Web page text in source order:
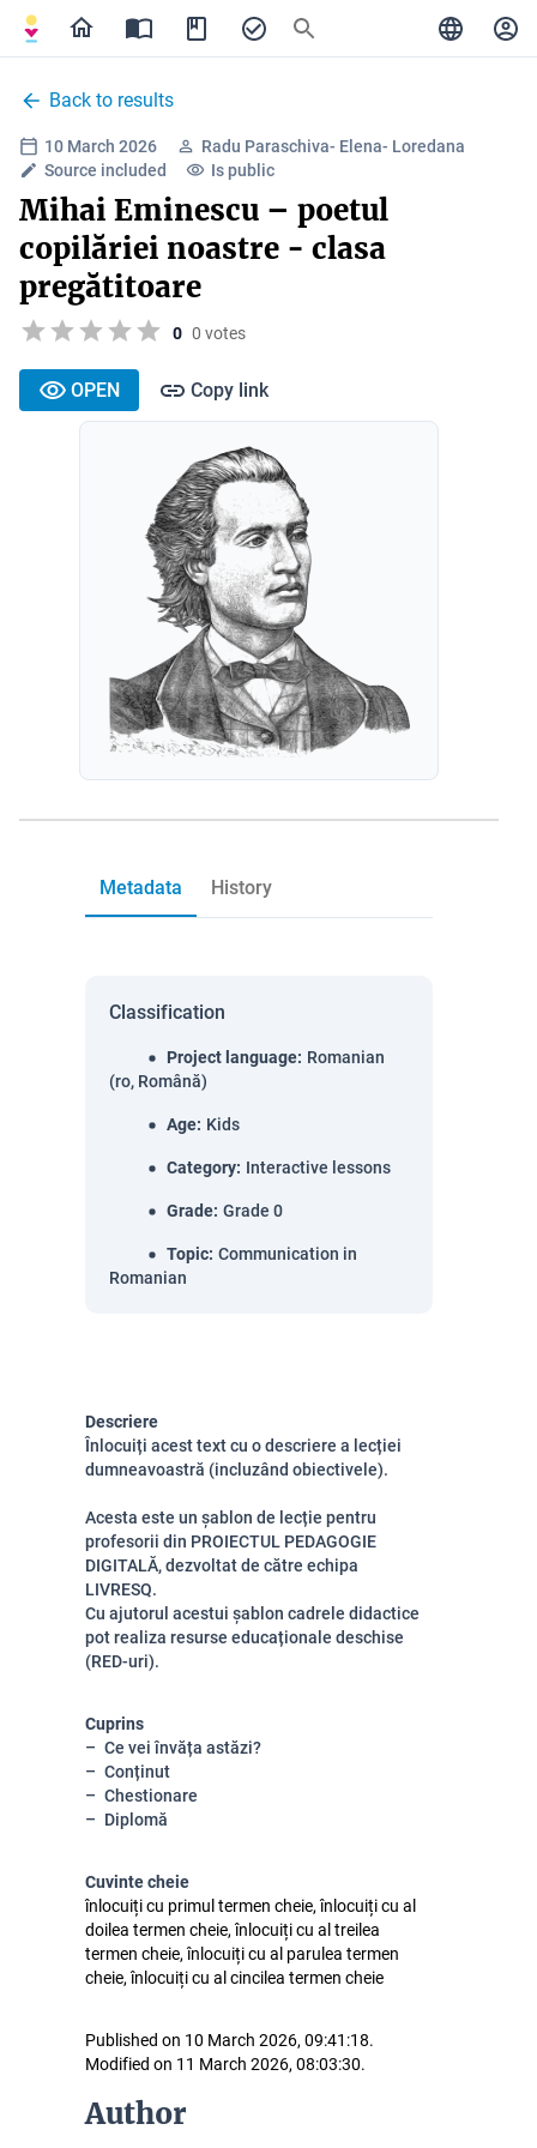
Back to results
10 March 2026
Radu Paraschiva- Elena- Loredana
Source included
Is public
Mihai Eminescu – poetul
copilăriei noastre - clasa
pregătitoare
0 0 votes
OPEN Copy link
Metadata History
Classification
Project language: Romanian
(ro, Română)
Age: Kids
Category: Interactive lessons
Grade: Grade 0
Topic: Communication in
Romanian
Descriere
Înlocuiți acest text cu o descriere a lecției
dumneavoastră (incluzând obiectivele).
Acesta este un șablon de lecție pentru
profesorii din PROIECTUL PEDAGOGIE
DIGITALĂ, dezvoltat de către echipa
LIVRESQ.
Cu ajutorul acestui șablon cadrele didactice
pot realiza resurse educaționale deschise
(RED-uri).
Cuprins
Ce vei învăța astăzi?
Conținut
Chestionare
Diplomă
Cuvinte cheie
înlocuiți cu primul termen cheie, înlocuiți cu al
doilea termen cheie, înlocuiți cu al treilea
termen cheie, înlocuiți cu al parulea termen
cheie, înlocuiți cu al cincilea termen cheie
Published on 10 March 2026, 09:41:18.
Modified on 11 March 2026, 08:03:30.
Author